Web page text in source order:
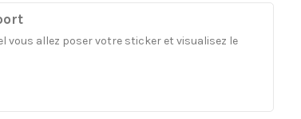
vous allez poser votre sticker et visualisez le